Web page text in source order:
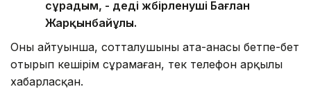
сұрадым, - деді жәбірленуші Бағлан
Жарқынбайұлы.
Оның айтуынша, сотталушының ата-анасы бетпе-бет
отырып кешірім сұрамаған, тек телефон арқылы
хабарласқан.